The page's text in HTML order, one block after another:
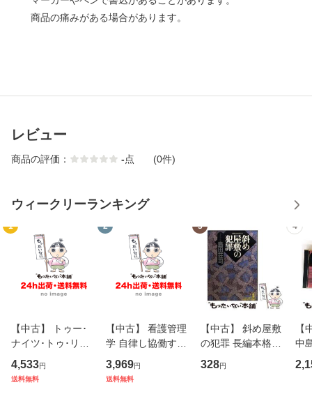
商品の痛みがある場合があります。
レビュー
商品の評価： -点 (0件)
ウィークリーランキング
1
【中古】 トゥー･
ナイツ･トゥ･リメ
ンバー / フェア・
ウォーニング / [C
4,533円
送料無料
2
【中古】 看護管理
学 自律し協働する
専門職の看護マネ
ジメントスキル 改
3,969円
送料無料
3
【中古】 斜め屋敷
の犯罪 長編本格推
理小説 (光文社文
庫) / 島田荘司 / 光
328円
4
【
中島
【
料